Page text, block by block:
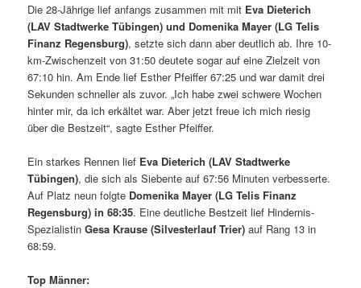
Die 28-Jährige lief anfangs zusammen mit mit Eva Dieterich
(LAV Stadtwerke Tübingen) und Domenika Mayer (LG Telis
Finanz Regensburg), setzte sich dann aber deutlich ab. Ihre 10-
km-Zwischenzeit von 31:50 deutete sogar auf eine Zielzeit von
67:10 hin. Am Ende lief Esther Pfeiffer 67:25 und war damit drei
Sekunden schneller als zuvor. „Ich habe zwei schwere Wochen
hinter mir, da ich erkältet war. Aber jetzt freue ich mich riesig
über die Bestzeit“, sagte Esther Pfeiffer.
Ein starkes Rennen lief Eva Dieterich (LAV Stadtwerke
Tübingen), die sich als Siebente auf 67:56 Minuten verbesserte.
Auf Platz neun folgte Domenika Mayer (LG Telis Finanz
Regensburg) in 68:35. Eine deutliche Bestzeit lief Hindernis-
SpezialistinGesa Krause (Silvesterlauf Trier) auf Rang 13 in
68:59.
Top Männer: